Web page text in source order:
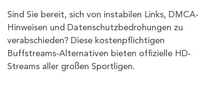
Sind Sie bereit, sich von instabilen Links, DMCA-
Hinweisen und Datenschutzbedrohungen zu
verabschieden? Diese kostenpflichtigen
Buffstreams-Alternativen bieten offizielle HD-
Streams aller großen Sportligen.